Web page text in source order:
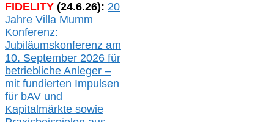
FIDELITY (24.6.26): 20
Jahre Villa Mumm
Konferenz:
Jubiläumskonferenz am
10. September 2026 für
betriebliche Anleger –
mit fundierten Impulsen
für bAV und
Kapitalmärkte sowie